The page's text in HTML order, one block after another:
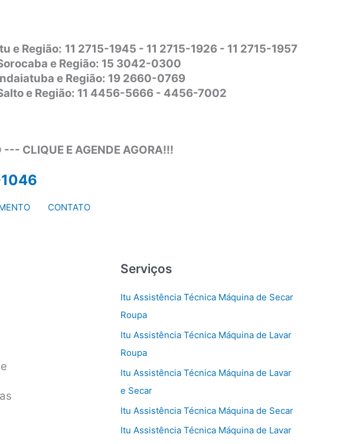
e Região: 11 2715-1945 - 11 2715-1926 - 11 2715-1957
e Região: 15 3042-0300
e Região: 19 2660-0769
e Região: 11 4456-5666 - 4456-7002
--- CLIQUE E AGENDE AGORA!!!
CONTATO
Serviços
Itu Assistência Técnica Máquina de Secar
Roupa
Itu Assistência Técnica Máquina de Lavar
Roupa
Itu Assistência Técnica Máquina de Lavar
e Secar
Itu Assistência Técnica Máquina de Secar
Itu Assistência Técnica Máquina de Lavar